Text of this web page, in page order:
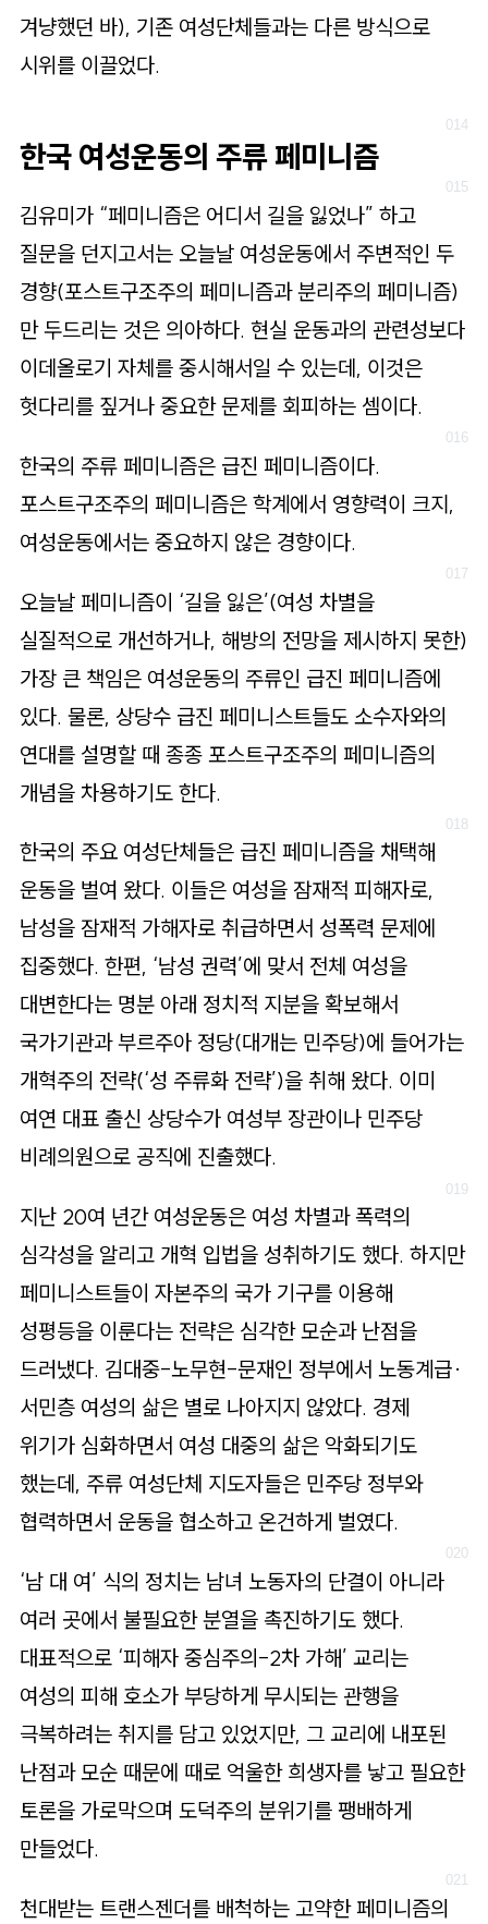
겨냥했던 바), 기존 여성단체들과는 다른 방식으로
시위를 이끌었다.
한국 여성운동의 주류 페미니즘
김유미가 “페미니즘은 어디서 길을 잃었나” 하고
질문을 던지고서는 오늘날 여성운동에서 주변적인 두
경향(포스트구조주의 페미니즘과 분리주의 페미니즘)
만 두드리는 것은 의아하다. 현실 운동과의 관련성보다
이데올로기 자체를 중시해서일 수 있는데, 이것은
헛다리를 짚거나 중요한 문제를 회피하는 셈이다.
한국의 주류 페미니즘은 급진 페미니즘이다.
포스트구조주의 페미니즘은 학계에서 영향력이 크지,
여성운동에서는 중요하지 않은 경향이다.
오늘날 페미니즘이 ‘길을 잃은’(여성 차별을
실질적으로 개선하거나, 해방의 전망을 제시하지 못한)
가장 큰 책임은 여성운동의 주류인 급진 페미니즘에
있다. 물론, 상당수 급진 페미니스트들도 소수자와의
연대를 설명할 때 종종 포스트구조주의 페미니즘의
개념을 차용하기도 한다.
한국의 주요 여성단체들은 급진 페미니즘을 채택해
운동을 벌여 왔다. 이들은 여성을 잠재적 피해자로,
남성을 잠재적 가해자로 취급하면서 성폭력 문제에
집중했다. 한편, ‘남성 권력’에 맞서 전체 여성을
대변한다는 명분 아래 정치적 지분을 확보해서
국가기관과 부르주아 정당(대개는 민주당)에 들어가는
개혁주의 전략(‘성 주류화 전략’)을 취해 왔다. 이미
여연 대표 출신 상당수가 여성부 장관이나 민주당
비례의원으로 공직에 진출했다.
지난 20여 년간 여성운동은 여성 차별과 폭력의
심각성을 알리고 개혁 입법을 성취하기도 했다. 하지만
페미니스트들이 자본주의 국가 기구를 이용해
성평등을 이룬다는 전략은 심각한 모순과 난점을
드러냈다. 김대중-노무현-문재인 정부에서 노동계급·
서민층 여성의 삶은 별로 나아지지 않았다. 경제
위기가 심화하면서 여성 대중의 삶은 악화되기도
했는데, 주류 여성단체 지도자들은 민주당 정부와
협력하면서 운동을 협소하고 온건하게 벌였다.
‘남 대 여’ 식의 정치는 남녀 노동자의 단결이 아니라
여러 곳에서 불필요한 분열을 촉진하기도 했다.
대표적으로 ‘피해자 중심주의-2차 가해’ 교리는
여성의 피해 호소가 부당하게 무시되는 관행을
극복하려는 취지를 담고 있었지만, 그 교리에 내포된
난점과 모순 때문에 때로 억울한 희생자를 낳고 필요한
토론을 가로막으며 도덕주의 분위기를 팽배하게
만들었다.
천대받는 트랜스젠더를 배척하는 고약한 페미니즘의